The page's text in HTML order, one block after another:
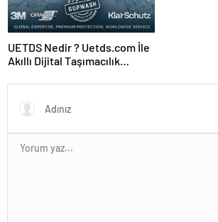
UETDS Nedir ? Uetds.com İle
Akıllı Dijital Taşımacılık